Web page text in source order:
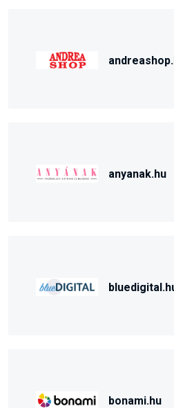
anyanak.hu
bonami.hu